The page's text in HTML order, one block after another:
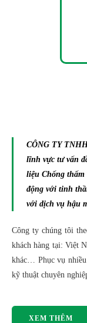
CÔNG TY
lĩnh vực tư vấn
liệu Chống
động với tinh
với dịch vụ hậu
Công ty chúng tôi
khách hàng tại: Việt
khác… Phục vụ
kỹ thuật chuyên
XEM THÊM